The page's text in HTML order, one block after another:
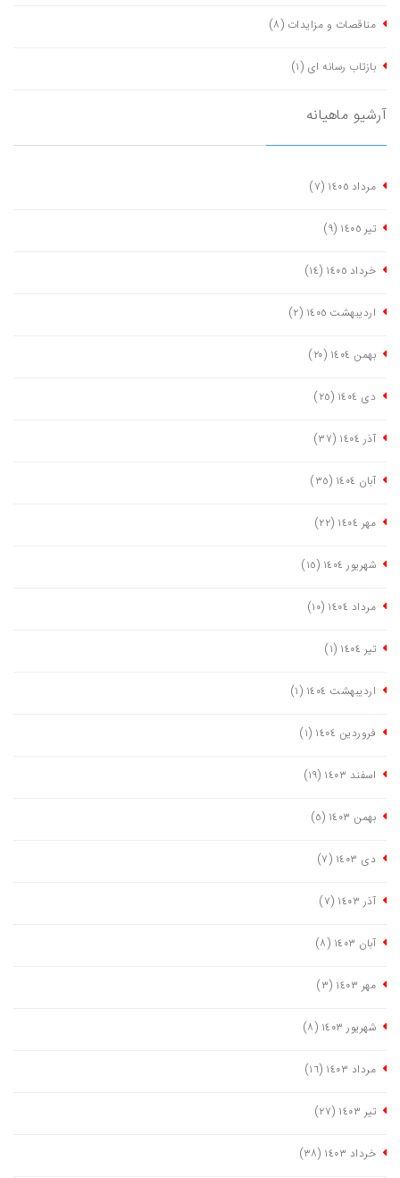
مناقصات و مزایدات (٨)
بازتاب رسانه ای (١)
آرشیو ماهیانه
مرداد ١٤٠٥ (٧)
تیر ١٤٠٥ (٩)
خرداد ١٤٠٥ (١٤)
اردیبهشت ١٤٠٥ (٢)
بهمن ١٤٠٤ (٢٠)
دی ١٤٠٤ (٢٥)
آذر ١٤٠٤ (٣٧)
آبان ١٤٠٤ (٣٥)
مهر ١٤٠٤ (٢٢)
شهریور ١٤٠٤ (١٥)
مرداد ١٤٠٤ (١٠)
تیر ١٤٠٤ (١)
اردیبهشت ١٤٠٤ (١)
فروردین ١٤٠٤ (١)
اسفند ١٤٠٣ (١٩)
بهمن ١٤٠٣ (٥)
دی ١٤٠٣ (٧)
آذر ١٤٠٣ (٧)
آبان ١٤٠٣ (٨)
مهر ١٤٠٣ (٣)
شهریور ١٤٠٣ (٨)
مرداد ١٤٠٣ (١٦)
تیر ١٤٠٣ (٢٧)
خرداد ١٤٠٣ (٣٨)